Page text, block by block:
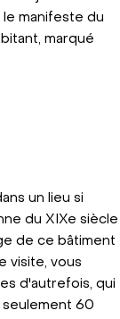
le manifeste du
marqué
un lieu si
du XIXe siècle
de ce bâtiment
visite, vous
d'autrefois, qui
60